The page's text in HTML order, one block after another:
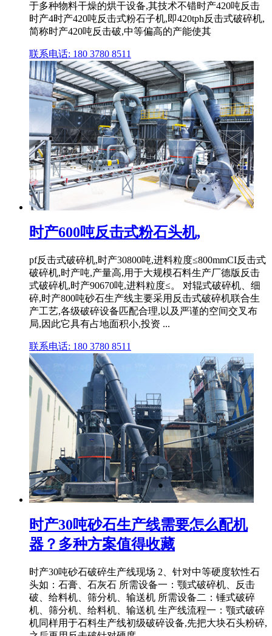
于多种物料干燥的烘干设备,其技术不错时产420吨反击
时产4时产420吨反击式粉石子机,即420tph反击式破碎机,
简称时产420吨反击破,中等偏高的产能使其
联系电话: 180 3780 8511
时产600吨反击式粉石头机,
pf反击式破碎机,时产30800吨,进料粒度≤800mmCI反击式
破碎机,时产吨,产量高,用于大规模石料生产厂德版反击
式破碎机,时产90670吨,进料粒度≤。 对辊式破碎机、细
碎,时产800吨砂石生产线主要采用反击式破碎机联合生
产工艺,各级破碎设备匹配合理,以及严谨的空间交叉布
局,因此它具有占地面积小,投资 ...
联系电话: 180 3780 8511
时产30吨砂石生产线需要怎么配机
器？多种方案值得收藏
时产30吨砂石破碎生产线现场 2、针对中等硬度软性石
头如：石膏、石灰石 所需设备一：颚式破碎机、反击
破、给料机、筛分机、输送机 所需设备二：锤式破碎
机、筛分机、给料机、输送机 生产线流程一：颚式破碎
机同样用于石料生产线初级破碎设备,先把大块石头粉碎,